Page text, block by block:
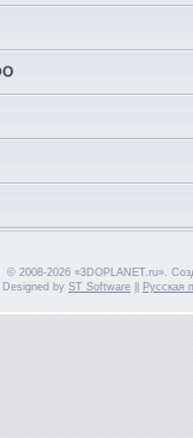
© 2008-2026 «3DOPLANET.ru».
Designed by ST Software Русская